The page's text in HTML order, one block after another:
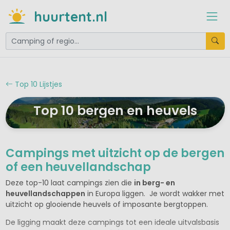
huurtent.nl
Top 10 Lijstjes
Top 10 bergen en heuvels
Campings met uitzicht op de bergen
of een heuvellandschap
Deze top-10 laat campings zien die in berg- en
heuvellandschappen in Europa liggen. Je wordt wakker met
uitzicht op glooiende heuvels of imposante bergtoppen.
De ligging maakt deze campings tot een ideale uitvalsbasis